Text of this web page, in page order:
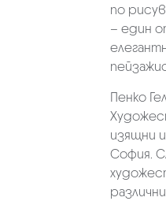
по
– един
Пенко
изящни
София.